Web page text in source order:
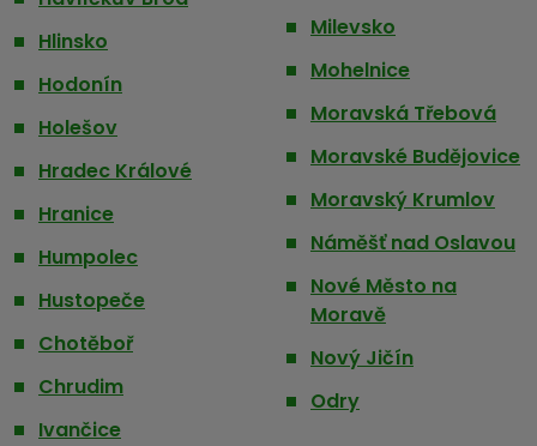
Hlinsko
Hodonín
Holešov
Hradec Králové
Hranice
Humpolec
Hustopeče
Chotěboř
Chrudim
Ivančice
Milevsko
Mohelnice
Moravská Třebová
Moravské Budějovice
Moravský Krumlov
Náměšť nad Oslavou
Nové Město na
Moravě
Nový Jičín
Odry